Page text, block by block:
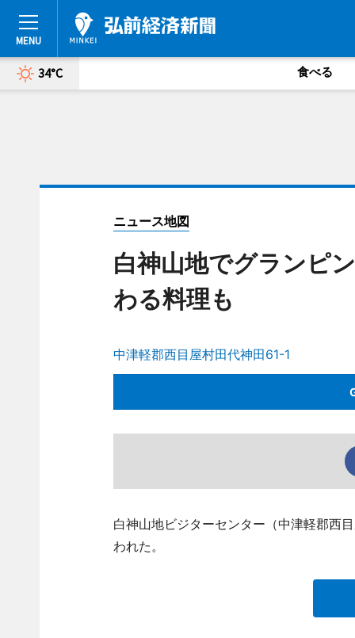
34°C 食べる
ニュース地図
白神山地でグランピ
わる料理も
中津軽郡西目屋村田代神田61-1
白神山地ビジターセンター（中津軽郡西
われた。